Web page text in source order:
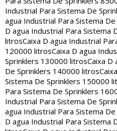
Industrial Para Sistema De
agua Industrial Para Sistema
D agua Industrial Para Sistema
litrosCaixa D agua Industrial
120000 litrosCaixa D agua
Sprinklers 130000 litrosCaixa D
De Sprinklers 140000 litros
Sistema De Sprinklers 150000
Para Sistema De Sprinklers
Industrial Para Sistema De
agua Industrial Para Sistema
D agua Industrial Para Sistema